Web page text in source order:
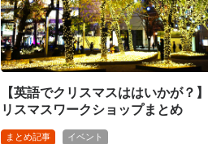
【英語でクリスマスははいかが？
リスマスワークショップまとめ
まとめ記事 イベント